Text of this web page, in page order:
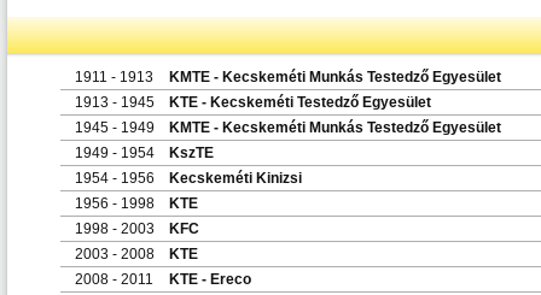
1911 - 1913
KMTE - Kecskeméti Munkás Testedző Egyesület
1913 - 1945
KTE - Kecskeméti Testedző Egyesület
1945 - 1949
KMTE - Kecskeméti Munkás Testedző Egyesület
1949 - 1954
KszTE
1954 - 1956
Kecskeméti Kinizsi
1956 - 1998
KTE
1998 - 2003
KFC
2003 - 2008
KTE
2008 - 2011
KTE - Ereco